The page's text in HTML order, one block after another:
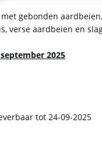
gebonden aardbeien,
verse aardbeien en
2025
tot 24-09-2025